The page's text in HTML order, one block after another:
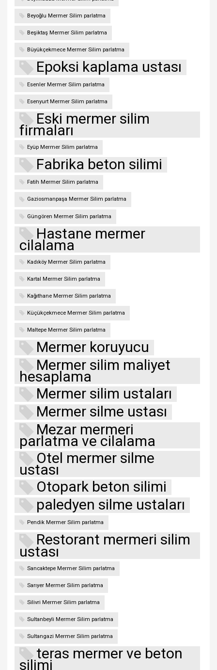
Beyoğlu Mermer Silim parlatma
Beşiktaş Mermer Silim parlatma
Büyükçekmece Mermer Silim parlatma
Epoksi kaplama ustası
Esenler Mermer Silim parlatma
Esenyurt Mermer Silim parlatma
Eski mermer silim
firmaları
Eyüp Mermer Silim parlatma
Fabrika beton silimi
Fatih Mermer Silim parlatma
Gaziosmanpaşa Mermer Silim parlatma
Güngören Mermer Silim parlatma
Hastane mermer
cilalama
Kadıköy Mermer Silim parlatma
Kartal Mermer Silim parlatma
Kağıthane Mermer Silim parlatma
Küçükçekmece Mermer Silim parlatma
Maltepe Mermer Silim parlatma
Mermer koruyucu
Mermer silim maliyet
hesaplama
Mermer silim ustaları
Mermer silme ustası
Mezar mermeri
parlatma ve cilalama
Otel mermer silme
ustası
Otopark beton silimi
paledyen silme ustaları
Pendik Mermer Silim parlatma
Restorant mermeri silim
ustası
Sancaktepe Mermer Silim parlatma
Sarıyer Mermer Silim parlatma
Silivri Mermer Silim parlatma
Sultanbeyli Mermer Silim parlatma
Sultangazi Mermer Silim parlatma
teras mermer ve beton
silimi